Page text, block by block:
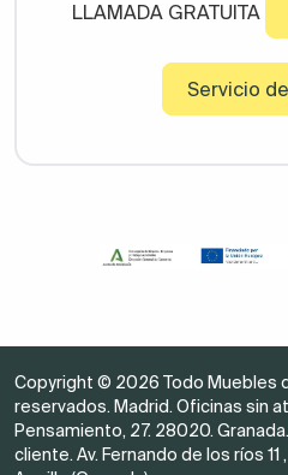
LLAMADA GRATUITA
Servicio
Copyright © 2026 Todo Muebles
reservados. Madrid. Oficinas sin
Pensamiento, 27. 28020.
cliente. Av. Fernando de los ríos 11